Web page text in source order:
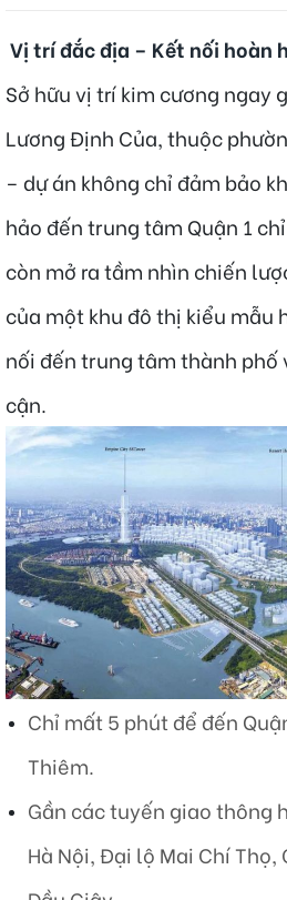
Vị trí đắc địa – Kết nối hoàn
Sở hữu vị trí kim cương ngay
Lương Định Của, thuộc
– dự án không chỉ đảm bảo
hảo đến trung tâm Quận 1
còn mở ra tầm nhìn chiến
của một khu đô thị kiểu mẫu
nối đến trung tâm thành phố
cận.
Chỉ mất 5 phút để đến
Thiêm.
Gần các tuyến giao thông
Hà Nội, Đại lộ Mai Chí